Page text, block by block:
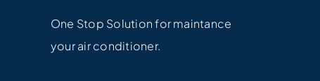
One Stop Solution for maintance
your air conditioner.